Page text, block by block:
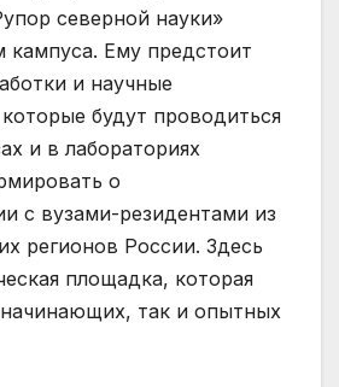
северной науки»
кампуса. Ему предстоит
и научные
будут проводиться
и в лабораториях
о
с вузами-резидентами из
регионов России. Здесь
площадка, которая
начинающих, так и опытных